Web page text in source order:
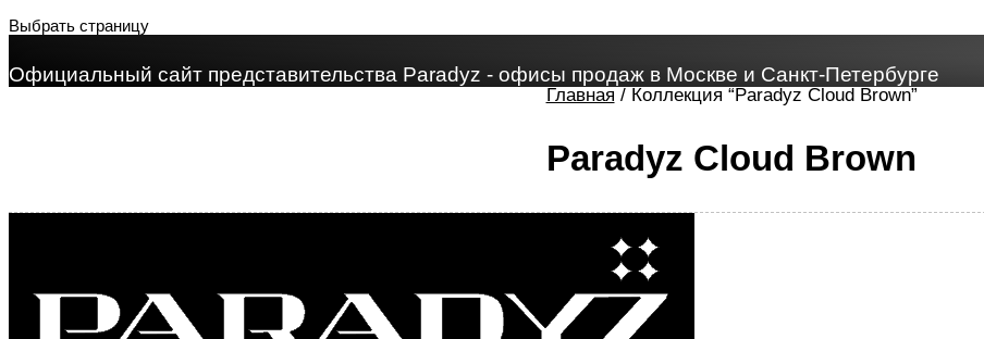
Выбрать страницу
Официальный сайт представительства Paradyz - офисы продаж в Москве и Санкт-Петербурге
Главная / Коллекция “Paradyz Cloud Brown”
Paradyz Cloud Brown